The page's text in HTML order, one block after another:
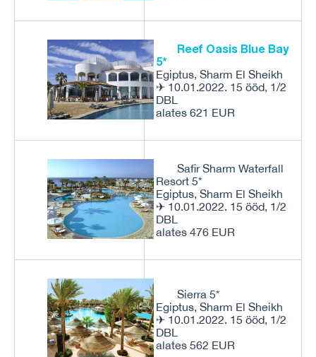
Reef Oasis Blue Bay
5*
Egiptus, Sharm El Sheikh
✈ 10.01.2022. 15 ööd, 1/2
DBL
alates 621 EUR
Safir Sharm Waterfall
Resort 5*
Egiptus, Sharm El Sheikh
✈ 10.01.2022. 15 ööd, 1/2
DBL
alates 476 EUR
Sierra 5*
Egiptus, Sharm El Sheikh
✈ 10.01.2022. 15 ööd, 1/2
DBL
alates 562 EUR